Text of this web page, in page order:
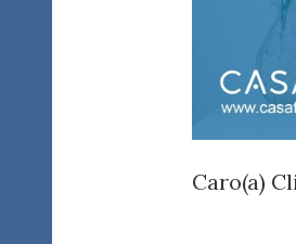
Caro(a)